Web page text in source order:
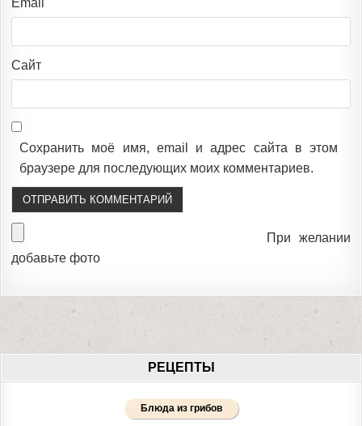
Сайт
Сохранить моё имя, email и адрес сайта в этом
браузере для последующих моих комментариев.
При желании
добавьте фото
РЕЦЕПТЫ
Блюда из грибов